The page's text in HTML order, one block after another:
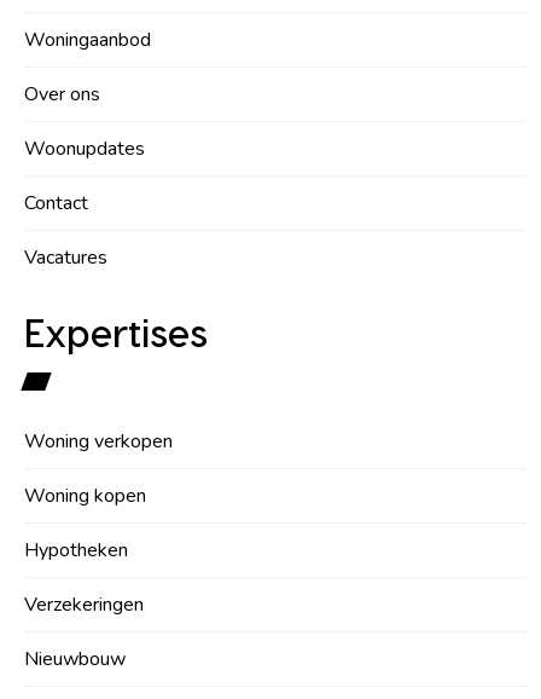
Woningaanbod
Over ons
Woonupdates
Contact
Vacatures
Expertises
Woning verkopen
Woning kopen
Hypotheken
Verzekeringen
Nieuwbouw